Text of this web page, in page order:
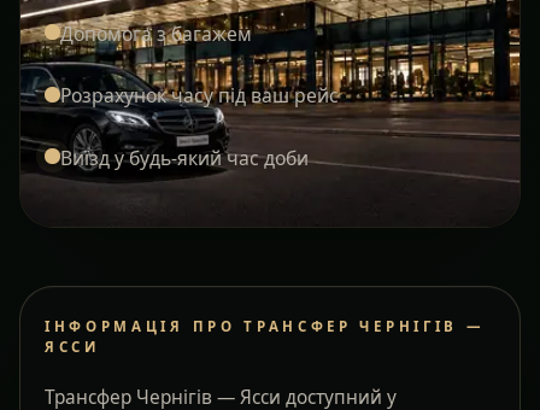
Допомога з багажем
Розрахунок часу під ваш рейс
Виїзд у будь-який час доби
ІНФОРМАЦІЯ ПРО ТРАНСФЕР ЧЕРНІГІВ —
ЯССИ
Трансфер Чернігів — Ясси доступний у